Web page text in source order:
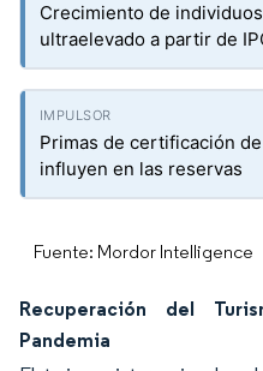
Crecimiento de
ultraelevado a partir de
Primas de certificación
influyen en las reservas
Fuente: Mordor Intelligence
Recuperación del
Pandemia